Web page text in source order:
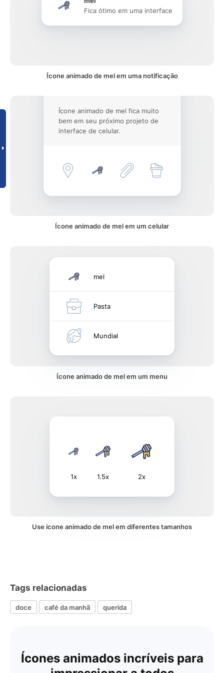
Fica ótimo em uma interface
Ícone animado de mel em uma notificação
Ícone animado de mel fica muito
bem em seu próximo projeto de
interface de celular.
Ícone animado de mel em um celular
mel
Pasta
Mundial
Ícone animado de mel em um menu
1x 1.5x 2x
Use ícone animado de mel em diferentes tamanhos
Tags relacionadas
doce café da manhã querida
Ícones animados incríveis para